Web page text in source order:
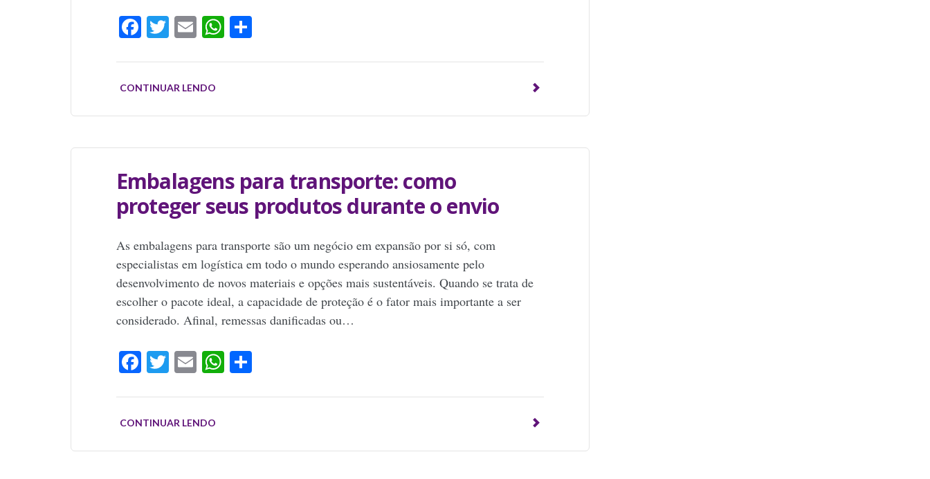
Facebook
Twitter
EmailWhatsApp
Share
CONTINUAR LENDO
Embalagens para transporte: como
proteger seus produtos durante o envio
As embalagens para transporte são um negócio em expansão por si só, com
especialistas em logística em todo o mundo esperando ansiosamente pelo
desenvolvimento de novos materiais e opções mais sustentáveis. Quando se trata de
escolher o pacote ideal, a capacidade de proteção é o fator mais importante a ser
considerado. Afinal, remessas danificadas ou…
Facebook
Twitter
EmailWhatsApp
Share
CONTINUAR LENDO